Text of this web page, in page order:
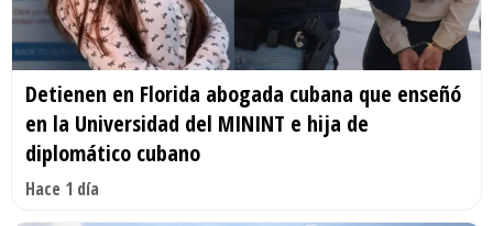
Detienen en Florida abogada cubana que enseñó
en la Universidad del MININT e hija de
diplomático cubano
Hace 1 día